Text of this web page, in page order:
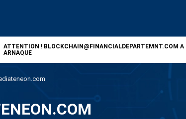
ATTENTION ! BLOCKCHAIN@FINANCIALDEPARTEMNT.COM A
ARNAQUE